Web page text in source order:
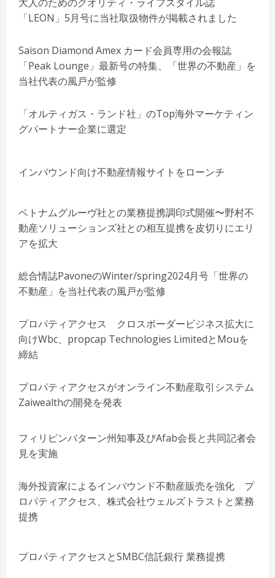
「LEON」5月号に当社取扱物件が掲載されました
Saison Diamond Amex カード会員専用の会報誌
「Peak Lounge」最新号の特集、「世界の不動産」を
当社代表の風戸が監修
「オルティガス・ランド社」のTop海外マーケティン
グパートナー企業に選定
インバウンド向け不動産情報サイトをローンチ
ベトナムグルーヴ社との業務提携調印式開催〜野村不
動産ソリューションズ社との相互提携を皮切りにエリ
アを拡大
総合情誌PavoneのWinter/spring2024月号「世界の
不動産」を当社代表の風戸が監修
プロパティアクセス クロスボーダービジネス拡大に
向けWbc、propcap Technologies LimitedとMouを
締結
プロパティアクセスがオンライン不動産取引システム
Zaiwealthの開発を発表
フィリピンバターン州知事及びAfab会長と共同記者会
見を実施
海外投資家によるインバウンド不動産販売を強化 プ
ロパティアクセス、株式会社ウェルズトラストと業務
提携
プロパティアクセスとSMBC信託銀行 業務提携